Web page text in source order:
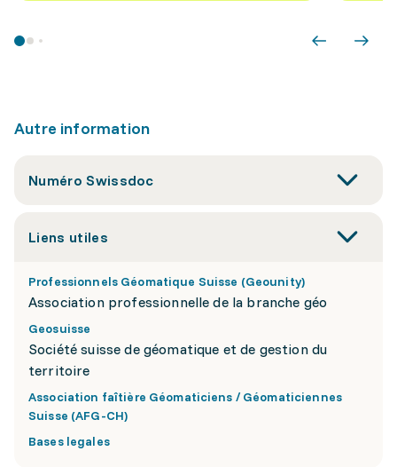
Autre information
Numéro Swissdoc
Liens utiles
Professionnels Géomatique Suisse (Geounity)
Association professionnelle de la branche géo
Geosuisse
Société suisse de géomatique et de gestion du
territoire
Association faîtière Géomaticiens / Géomaticiennes
Suisse (AFG-CH)
Bases legales